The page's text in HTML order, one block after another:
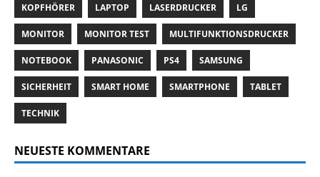
KOPFHÖRER LAPTOP LASERDRUCKER LG
MONITOR MONITOR TEST MULTIFUNKTIONSDRUCKER
NOTEBOOK PANASONIC PS4 SAMSUNG
SICHERHEIT SMART HOME SMARTPHONE TABLET
TECHNIK
NEUESTE KOMMENTARE